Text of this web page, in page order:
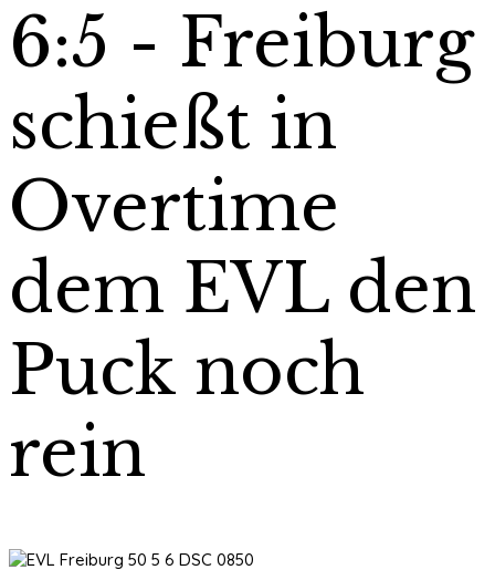
6:5 - Freiburg
schießt in
Overtime
dem EVL den
Puck noch
rein